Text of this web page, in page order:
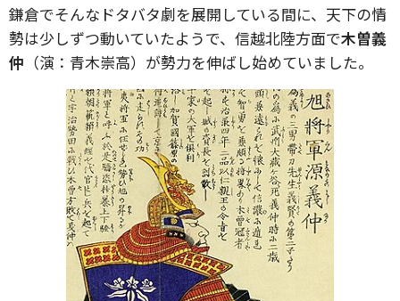
鎌倉でそんなドタバタ劇を展開している間に、天下の情
勢は少しずつ動いていたようで、信越北陸方面で木曽義
仲 （演：青木崇高）が勢力を伸ばし始めていました。